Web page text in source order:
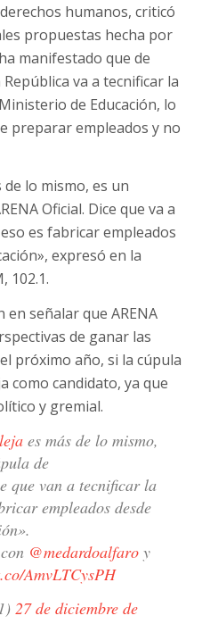
humanos, criticó
propuestas hecha por
manifestado que de
va a tecnificar la
de Educación, lo
preparar empleados y no
de lo mismo, es un
Oficial. Dice que va a
es fabricar empleados
expresó en la
102.1.
señalar que ARENA
de ganar las
próximo año, si la cúpula
como candidato, ya que
y gremial.
es más de lo mismo,
de
que van a tecnificar la
empleados desde
con @medardoalfaro y
AmvLTCysPH
27 de diciembre de